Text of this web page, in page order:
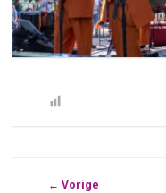
← Vorige